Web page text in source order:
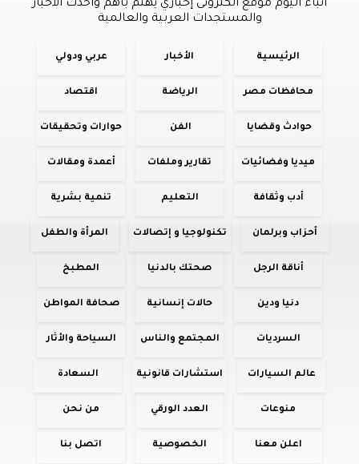
أنباء اليوم موقع الكترونى إخباري يهتم بأهم وأحدث الأخبار
والمستجدات العربية والعالمية
الرئيسية الأخبار عربي ودولي
محافظات مصر الرياضة اقتصاد
حوادث وقضايا الفن حوارات وتحقيقات
ميديا وفضائيات تقارير وملفات أعمدة ومقالات
أدب وثقافة التعليم تنمية بشرية
أحزاب وبرلمان تكنولوجيا و إتصالات المرأة والطفل
أناقة الرجل صحتك بالدنيا المطبخ
دنيا ودين حالات إنسانية صحافة المواطن
السرديات المجتمع والناس السياحة والأثار
عالم السيارات استشارات قانونية السعادة
منوعات العدد الورقي من نحن
اعلن معنا الخصوصية اتصل بنا